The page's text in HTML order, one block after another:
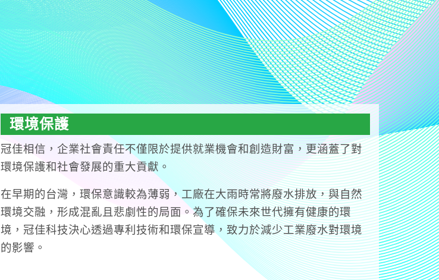
環境保護
冠佳相信，企業社會責任不僅限於提供就業機會和創造財富，更涵蓋了對
環境保護和社會發展的重大貢獻。
在早期的台灣，環保意識較為薄弱，工廠在大雨時常將廢水排放，與自然
環境交融，形成混亂且悲劇性的局面。為了確保未來世代擁有健康的環
境，冠佳科技決心透過專利技術和環保宣導，致力於減少工業廢水對環境
的影響。